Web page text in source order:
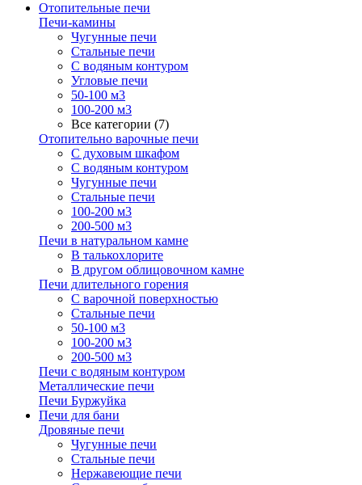
Отопительные печи
Печи-камины
Чугунные печи
Стальные печи
С водяным контуром
Угловые печи
50-100 м3
100-200 м3
Все категории (7)
Отопительно варочные печи
С духовым шкафом
С водяным контуром
Чугунные печи
Стальные печи
100-200 м3
200-500 м3
Печи в натуральном камне
В талькохлорите
В другом облицовочном камне
Печи длительного горения
С варочной поверхностью
Стальные печи
50-100 м3
100-200 м3
200-500 м3
Печи с водяным контуром
Металлические печи
Печи Буржуйка
Печи для бани
Дровяные печи
Чугунные печи
Стальные печи
Нержавеющие печи